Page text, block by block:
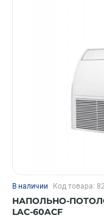
В наличии Код товара:
НАПОЛЬНО-
LAC-60ACF